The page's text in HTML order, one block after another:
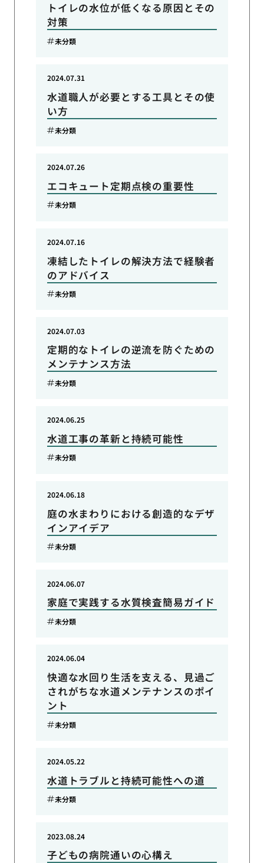
トイレの水位が低くなる原因とその
対策
未分類
水道職人が必要とする工具とその使
い方
2024.07.31
未分類
エコキュート定期点検の重要性
2024.07.26
未分類
凍結したトイレの解決方法で経験者
のアドバイス
2024.07.16
未分類
定期的なトイレの逆流を防ぐための
メンテナンス方法
2024.07.03
未分類
水道工事の革新と持続可能性
2024.06.25
未分類
庭の水まわりにおける創造的なデザ
インアイデア
2024.06.18
未分類
家庭で実践する水質検査簡易ガイド
2024.06.07
未分類
快適な水回り生活を支える、見過ご
されがちな水道メンテナンスのポイ
ント
2024.06.04
未分類
水道トラブルと持続可能性への道
2024.05.22
未分類
子どもの病院通いの心構え
2023.08.24